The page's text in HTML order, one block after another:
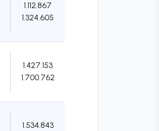
1.112.867
1.324.605
1.427.153
1.700.762
1.534.843